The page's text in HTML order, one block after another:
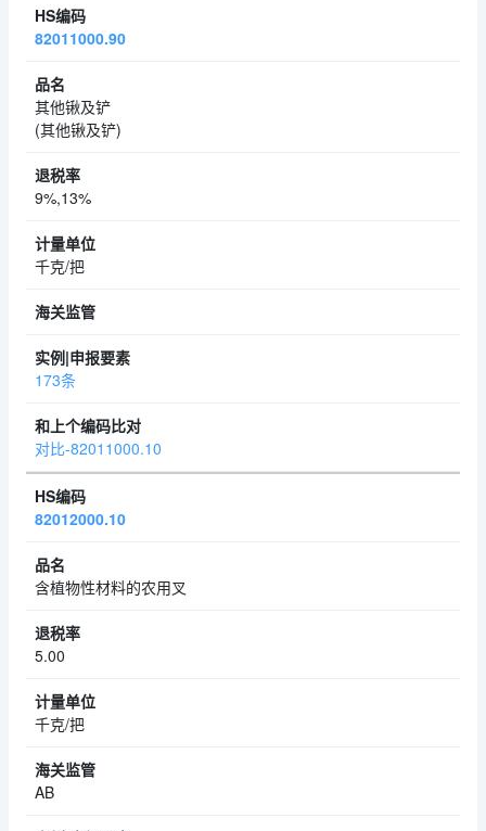
82011000.90
其他锹及铲
(其他锹及铲)
9%,13%
千克/把
173条
对比-82011000.10
82012000.10
含植物性材料的农用叉
5.00
千克/把
AB